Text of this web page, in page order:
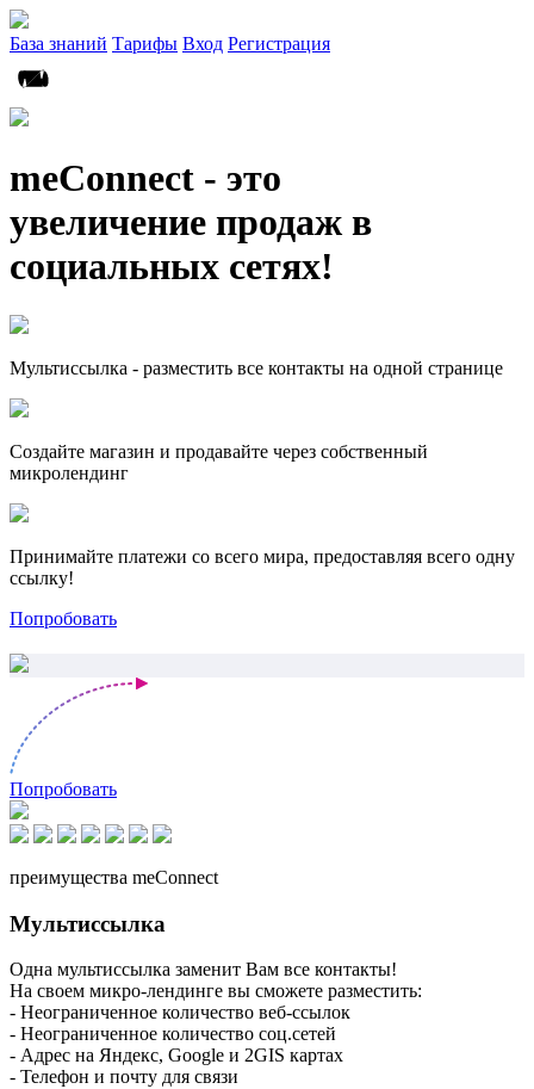
База знаний Тарифы Вход Регистрация
meConnect - это
увеличение продаж в
социальных сетях!
Мультиссылка - разместить все контакты на одной странице
Создайте магазин и продавайте через собственный
микролендинг
Принимайте платежи со всего мира, предоставляя всего одну
ссылку!
Попробовать
Попробовать
преимущества meConnect
Мультиссылка
Одна мультиссылка заменит Вам все контакты!
На своем микро-лендинге вы сможете разместить:
- Неограниченное количество веб-ссылок
- Неограниченное количество соц.сетей
- Адрес на Яндекс, Google и 2GIS картах
- Телефон и почту для связи